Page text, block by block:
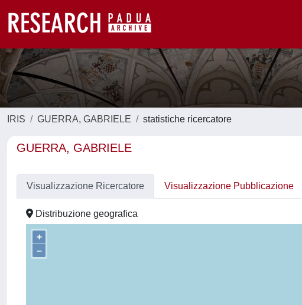
IRIS GUERRA, GABRIELE statistiche ricercatore
GUERRA, GABRIELE
Visualizzazione Ricercatore Visualizzazione Pubblicazione
Distribuzione geografica
+
–